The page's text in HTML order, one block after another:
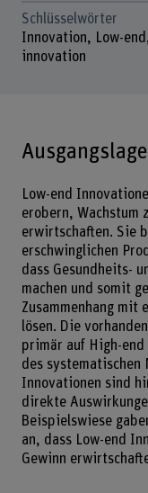
Schlüsselwörter
Innovation, Low-
innovation
Ausgangslage
Low-end
erobern, Wachstum
erwirtschaften. Sie
erschwinglichen
dass Gesundheits-
machen und somit
Zusammenhang mit
lösen. Die
primär auf High-
des systematischen
Innovationen sind
direkte
Beispielswiese
an, dass Low-end
Gewinn